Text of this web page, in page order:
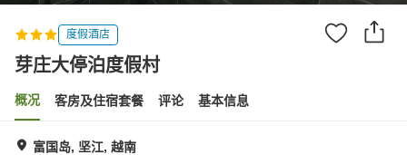
度假酒店
芽庄大停泊度假村
概况 客房及住宿套餐 评论 基本信息
富国岛, 坚江, 越南